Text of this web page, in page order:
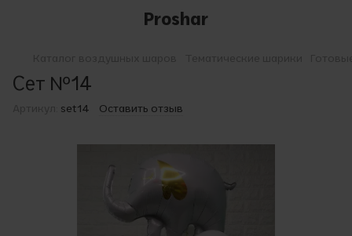
Proshar
Сет №14
set14 Оставить отзыв